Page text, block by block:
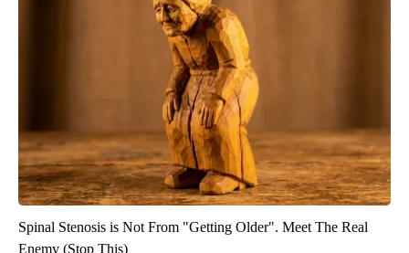
Spinal Stenosis is Not From "Getting Older". Meet The Real
Enemy (Stop This)